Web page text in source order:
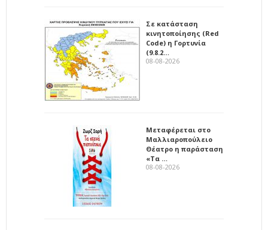
Σε κατάσταση
κινητοποίησης (Red
Code) η Γορτυνία
(9.8.2…
08-08-2026
Μεταφέρεται στο
Μαλλιαροπούλειο
Θέατρο η παράσταση
«Τα …
08-08-2026